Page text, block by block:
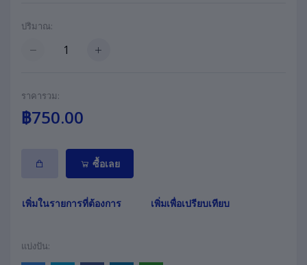
ปริมาณ:
ราคารวม:
฿750.00
ซื้อเลย
เพิ่มในรายการที่ต้องการ เพิ่มเพื่อเปรียบเทียบ
แบ่งปัน: